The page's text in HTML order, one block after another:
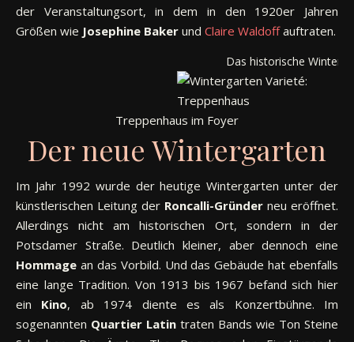
der Veranstaltungsort, in dem in den 1920er Jahren
Größen wie Josephine Baker und Claire Waldoffauftraten.
Das historische
Treppenhaus im Foyer
Der neue Wintergarten
Im Jahr 1992 wurde der heutige Wintergarten unter der
künstlerischen Leitung der Roncalli-Gründer neu eröffnet.
Allerdings nicht am historischen Ort, sondern in der
Potsdamer Straße. Deutlich kleiner, aber dennoch eine
Hommage an das Vorbild. Und das Gebäude hat ebenfalls
eine lange Tradition. Von 1913 bis 1967 befand sich hier
ein Kino, ab 1974 diente es als Konzertbühne. Im
sogenannten Quartier Latin traten Bands wie Ton Steine